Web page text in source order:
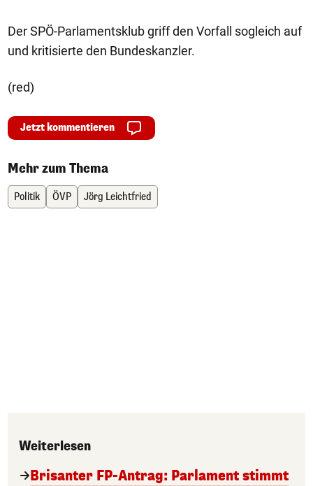
Der SPÖ-Parlamentsklub griff den Vorfall sogleich auf
und kritisierte den Bundeskanzler.
(red)
Jetzt kommentieren
Mehr zum Thema
Politik ÖVP Jörg Leichtfried
Weiterlesen
Brisanter FP-Antrag: Parlament stimmt